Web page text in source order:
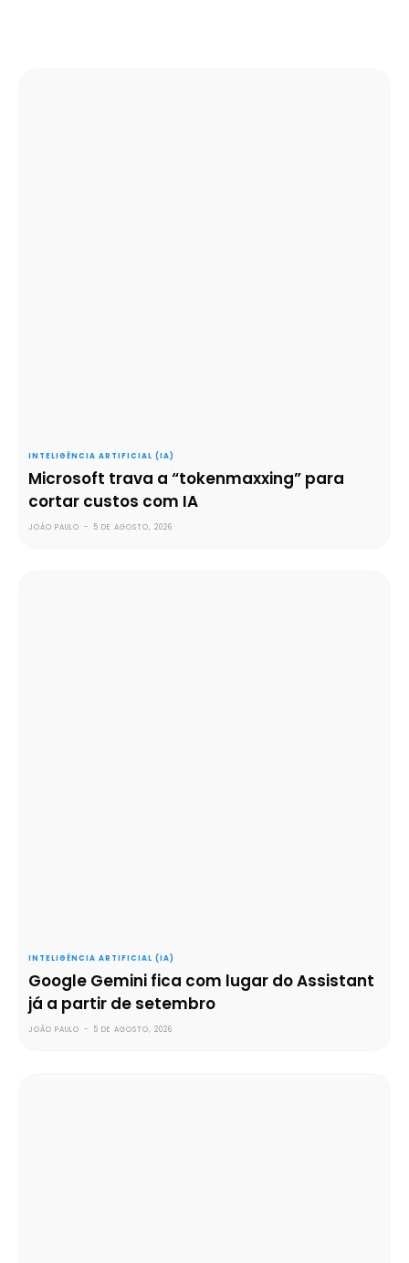
INTELIGÊNCIA ARTIFICIAL (IA)
Microsoft trava a “tokenmaxxing” para
cortar custos com IA
JOÃO PAULO - 5 DE AGOSTO, 2026
INTELIGÊNCIA ARTIFICIAL (IA)
Google Gemini fica com lugar do Assistant
já a partir de setembro
JOÃO PAULO - 5 DE AGOSTO, 2026